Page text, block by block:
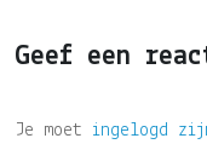
Geef een
Je moet ingelogd